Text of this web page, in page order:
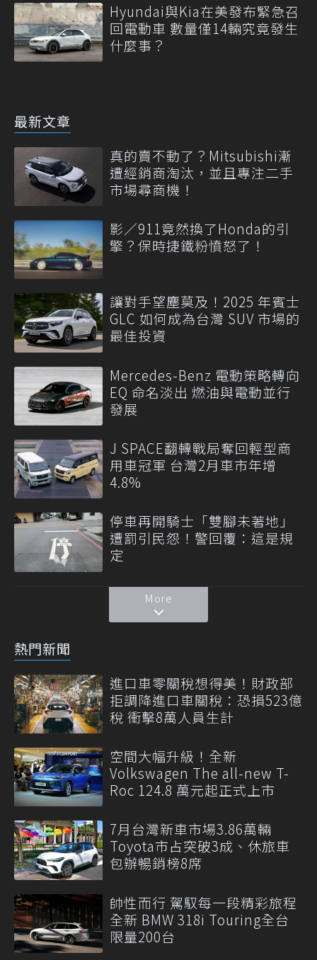
Hyundai與Kia在美發布緊急召
回電動車 數量僅14輛究竟發生
什麼事？
最新文章
真的賣不動了？Mitsubishi漸
遭經銷商淘汰，並且專注二手
市場尋商機！
影／911竟然換了Honda的引
擎？保時捷鐵粉憤怒了！
讓對手望塵莫及！2025 年賓士
GLC 如何成為台灣 SUV 市場的
最佳投資
Mercedes-Benz 電動策略轉向
EQ 命名淡出 燃油與電動並行
發展
J SPACE翻轉戰局奪回輕型商
用車冠軍 台灣2月車市年增
4.8%
停車再開騎士「雙腳未著地」
遭罰引民怨！警回覆：這是規
定
More
熱門新聞
進口車零關稅想得美！財政部
拒調降進口車關稅：恐損523億
稅 衝擊8萬人員生計
空間大幅升級！全新
Volkswagen The all-new T-
Roc 124.8 萬元起正式上市
7月台灣新車市場3.86萬輛
Toyota市占突破3成、休旅車
包辦暢銷榜8席
帥性而行 駕馭每一段精彩旅程
全新 BMW 318i Touring全台
限量200台